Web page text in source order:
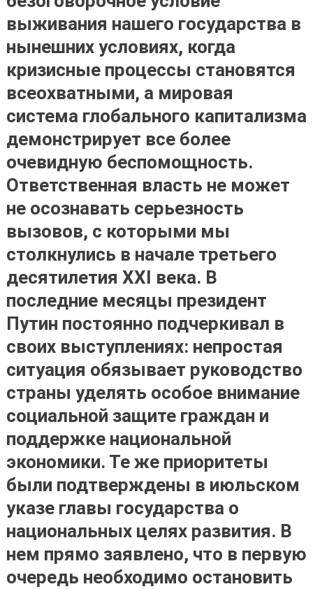
выживания нашего государства в
нынешних условиях, когда
кризисные процессы становятся
всеохватными, а мировая
система глобального капитализма
демонстрирует все более
очевидную беспомощность.
Ответственная власть не может
не осознавать серьезность
вызовов, с которыми мы
столкнулись в начале третьего
десятилетия XXI века. В
последние месяцы президент
Путин постоянно подчеркивал в
своих выступлениях: непростая
ситуация обязывает руководство
страны уделять особое внимание
социальной защите граждан и
поддержке национальной
экономики. Те же приоритеты
были подтверждены в июльском
указе главы государства о
национальных целях развития. В
нем прямо заявлено, что в первую
очередь необходимо остановить